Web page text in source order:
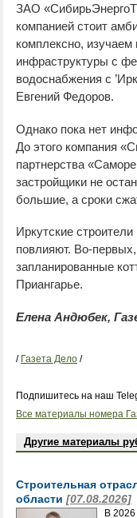
ЗАО
компанией стоит
комплексно,
инфраструктуры с
водоснабжения с
Евгений Федоров.
Однако пока нет
До этого компания
партнерства
застройщики не
большие, а сроки
Иркутские
повлияют. Во-
запланированные
Приангарье.
Елена Андюбек,
/ Газета Дело /
Подпишитесь на наш
Все материалы номера
Другие материалы
Строительная
области [07.08.2026]
В